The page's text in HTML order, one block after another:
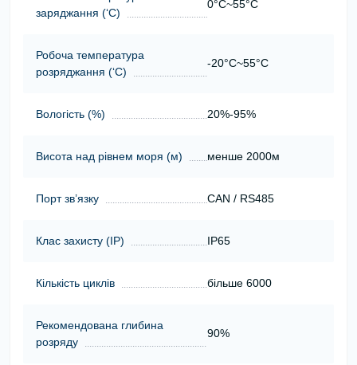
заряджання (‘С)
0°C~55°C
Робоча температура
розряджання (‘С)
-20°C~55°C
Вологість (%) 20%-95%
Висота над рівнем моря (м) менше 2000м
Порт зв’язку CAN / RS485
Клас захисту (ІР) IP65
Кількість циклів більше 6000
Рекомендована глибина
розряду
90%